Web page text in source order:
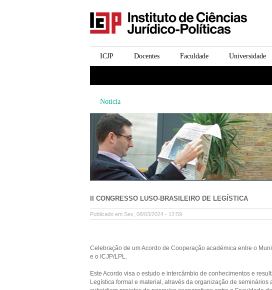
icjp
menu-institucional Universidade
Faculdade
Docentes
ICJP
Notícia
II CONGRESSO LUSO-BRASILEIRO DE LEGÍSTICA
Publicado em Sex, 08/03/2024 - 12:59
Celebração de um Acordo de Cooperação académica entre o
e o ICJP/LPL.
Este Acordo visa o estudo e intercâmbio de conhecimentos e
Legística formal e material, através da organização de